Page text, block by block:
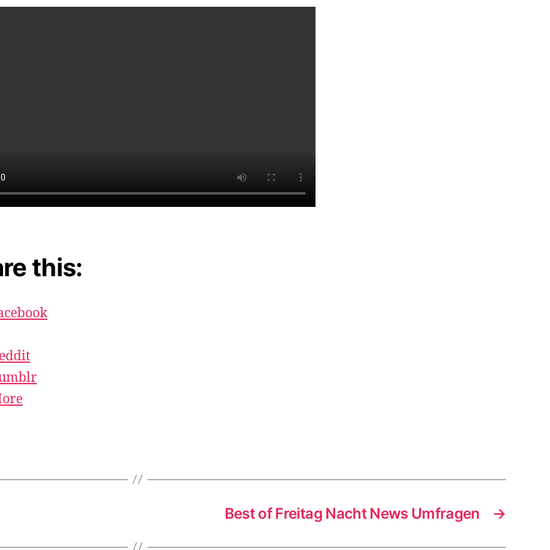
this:
→
Best of Freitag Nacht News Umfragen